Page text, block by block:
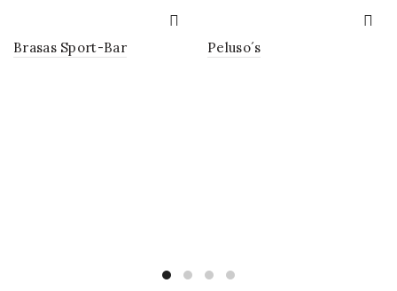
Brasas Sport-Bar Peluso´s